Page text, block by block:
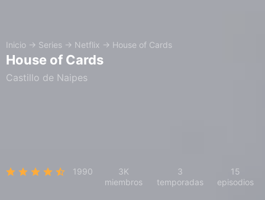
Inicio → Series → Netflix → House of Cards
House of Cards
Castillo de Naipes
1990
3K
miembros
3
temporadas
15
episodios